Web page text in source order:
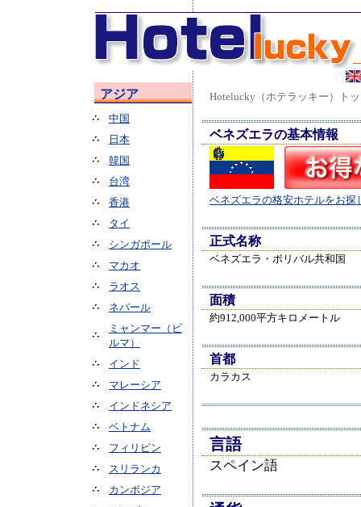
Hotelucky（ホテラッキー）ト
ベネズエラの基本情報
ベネズエラの格安ホテルをお探
正式名称
ベネズエラ・ボリバル共和国
面積
約912,000平方キロメートル
首都
カラカス
言語
スペイン語
アジア
中国
日本
韓国
台湾
香港
タイ
シンガポール
マカオ
ラオス
ネパール
ミャンマー（ビ
ルマ）
インド
マレーシア
インドネシア
ベトナム
フィリピン
スリランカ
カンボジア